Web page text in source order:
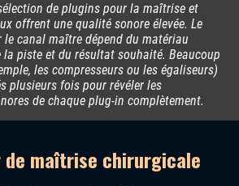
de plugins pour la maîtrise et
offrent une qualité sonore élevée. Le
le canal maître dépend du matériau
la piste et du résultat souhaité. Beaucoup
les compresseurs ou les égaliseurs)
plusieurs fois pour révéler les
de chaque plug-in complètement.
de maîtrise chirurgicale